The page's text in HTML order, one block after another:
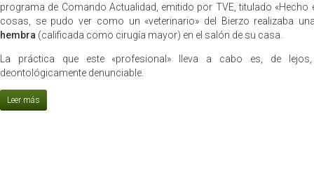
programa de Comando Actualidad, emitido por TVE, titulado «Hecho
cosas, se pudo ver como un «veterinario» del Bierzo realizaba
hembra (calificada como cirugía mayor) en el salón de su casa.
La práctica que este «profesional» lleva a cabo es, de
deontológicamente denunciable.